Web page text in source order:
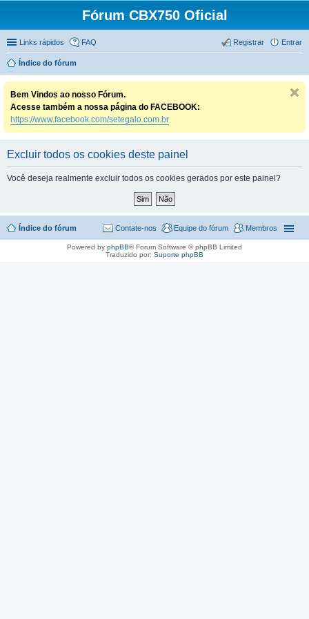
Fórum CBX750 Oficial
Links rápidos FAQ Entrar
Registrar
Índice do fórum
Bem Vindos ao nosso Fórum.
Acesse também a nossa página do FACEBOOK:
https://www.facebook.com/setegalo.com.br
Excluir todos os cookies deste painel
Você deseja realmente excluir todos os cookies gerados por este painel?
Índice do fórum Membros
Equipe do fórum
Contate-nos
Powered by phpBB® Forum Software © phpBB Limited
Traduzido por: Suporte phpBB